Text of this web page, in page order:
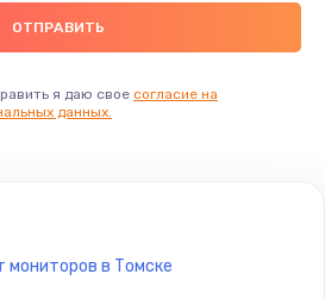
видеочипа
разъема питания
745 руб.
я даю свое согласие на
данных.
мониторов в Томске